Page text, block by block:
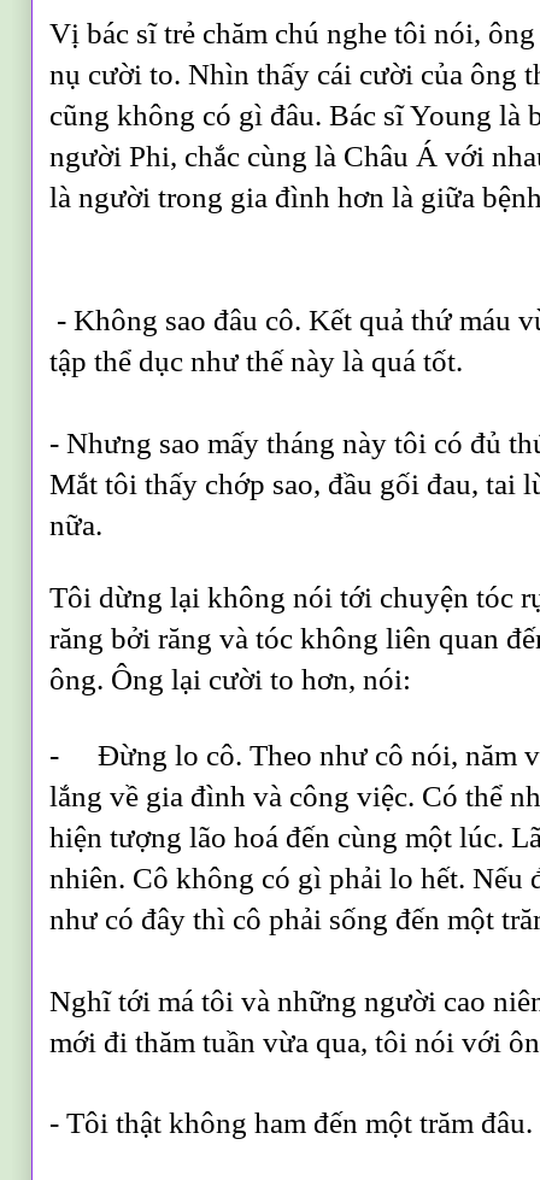
Vị bác sĩ trẻ chăm chú nghe tôi nói,
nụ cười to. Nhìn thấy cái cười của ông
cũng không có gì đâu. Bác sĩ Young là
người Phi, chắc cùng là Châu Á với
là người trong gia đình hơn là giữa
- Không sao đâu cô. Kết quả thứ máu
tập thể dục như thế này là quá tốt.
- Nhưng sao mấy tháng này tôi có đủ
Mắt tôi thấy chớp sao, đầu gối đau, tai
nữa.
Tôi dừng lại không nói tới chuyện tóc
răng bởi răng và tóc không liên quan
ông. Ông lại cười to hơn, nói:
-
Đừng lo cô. Theo như cô nói, năm
lắng về gia đình và công việc. Có thể
hiện tượng lão hoá đến cùng một lúc.
nhiên. Cô không có gì phải lo hết. Nếu
như có đây thì cô phải sống đến một
Nghĩ tới má tôi và những người cao
mới đi thăm tuần vừa qua, tôi nói với
- Tôi thật không ham đến một trăm